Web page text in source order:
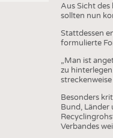
BUSINESS
Aus Sicht des
sollten nun
Stattdessen
formulierte
„Man ist
zu
Besonders
Bund, Länder
Verbandes